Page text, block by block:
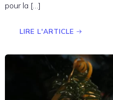
pour la […]
LIRE L'ARTICLE